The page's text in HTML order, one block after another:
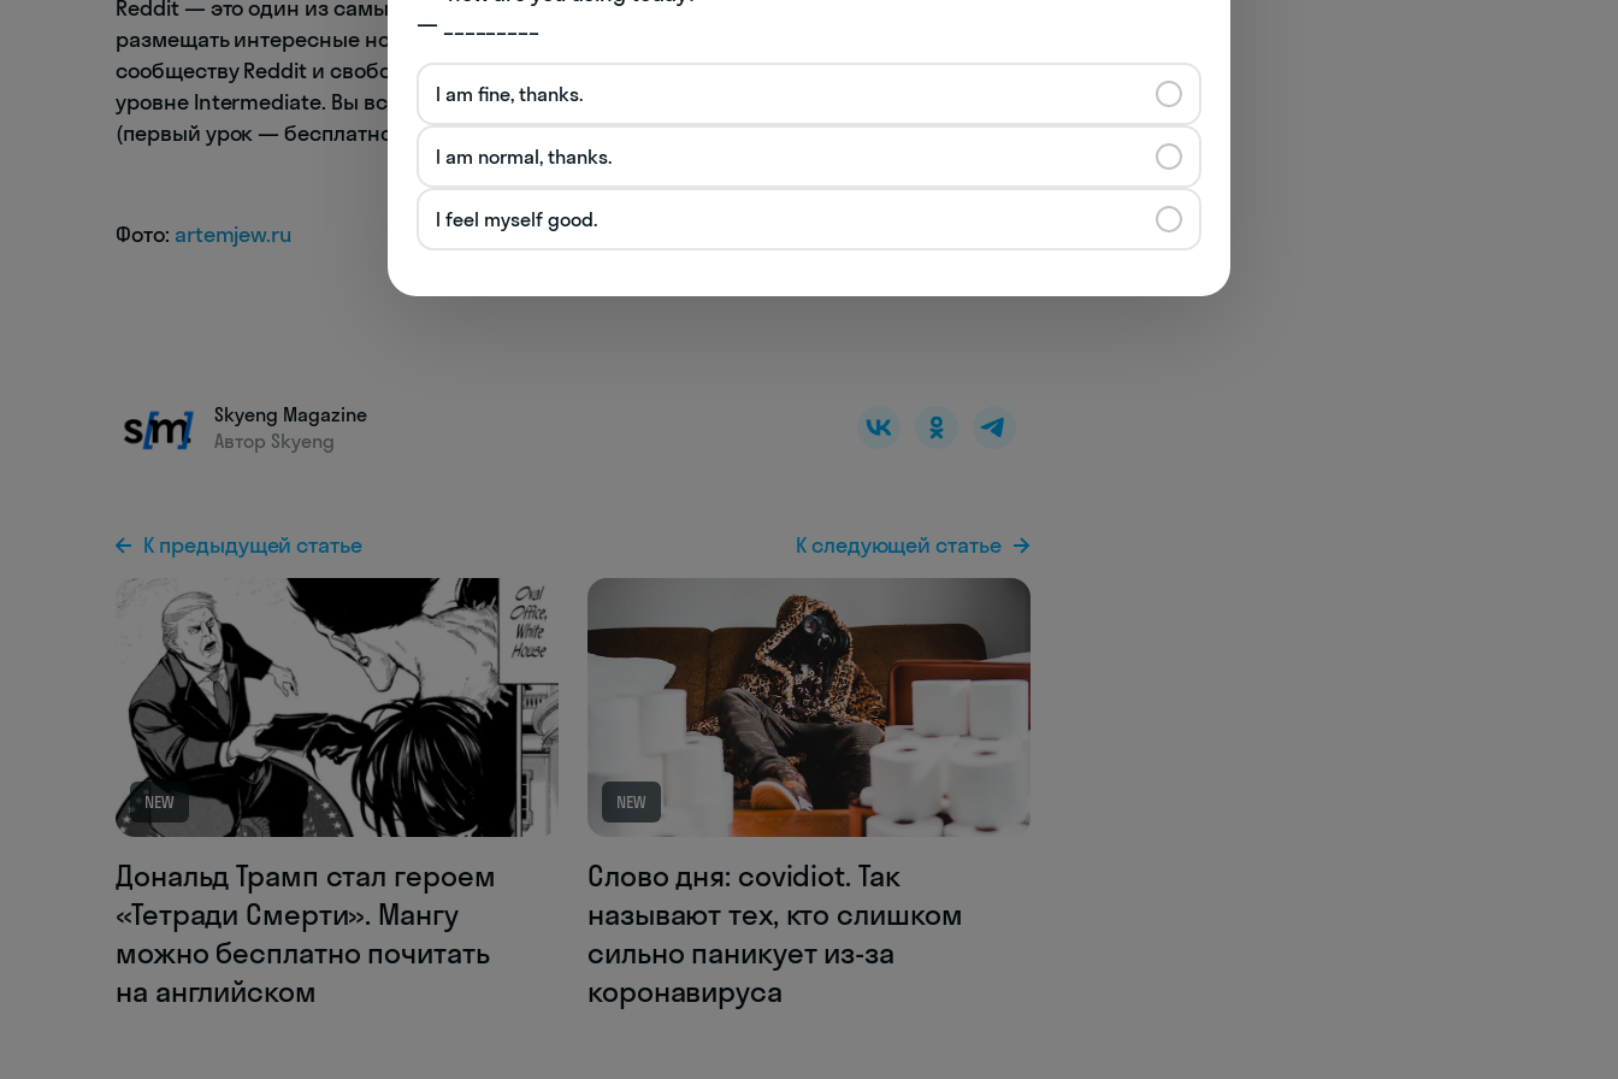
Reddit — это один из самых популярных в мире сайтов, где пользователи могут сами
размещать интересные новости, факты и генерировать мемы. Чтобы приобщаться к
сообществу Reddit и свободно ориентироваться в нем, нужен английский хотя бы на
уровне Intermediate. Вы всегда можетезаписаться на эффективные онлайн-занятия
(первый урок — бесплатно).
Фото: artemjew.ru
Skyeng Magazine
Автор Skyeng
К предыдущей статье
NEW
Дональд Трамп стал героем
«Тетради Смерти». Мангу
можно бесплатно почитать
на английском
К следующей статье
NEW
Слово дня: covidiot. Так
называют тех, кто слишком
сильно паникует из-за
коронавируса
— _________
I am fine, thanks.
I am normal, thanks.
I feel myself good.